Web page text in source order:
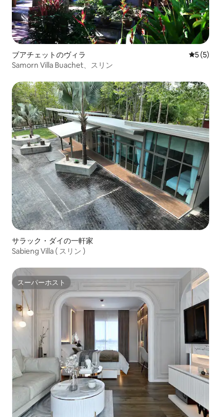
ブアチェットのヴィラ レビュー
5 (5)
Samorn Villa Buachet、スリン
サラック・ダイの一軒家
Sabieng Villa ( スリン )
スーパーホスト
スーパーホスト